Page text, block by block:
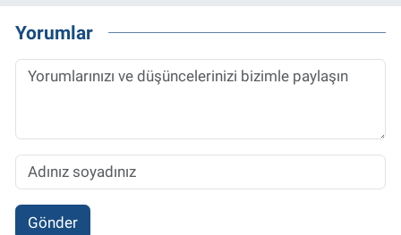
Yorumlar
Gönder